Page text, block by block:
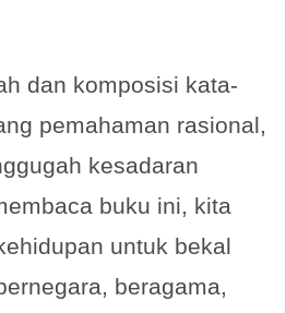
dan komposisi kata-
pemahaman rasional,
kesadaran
buku ini, kita
untuk bekal
beragama,